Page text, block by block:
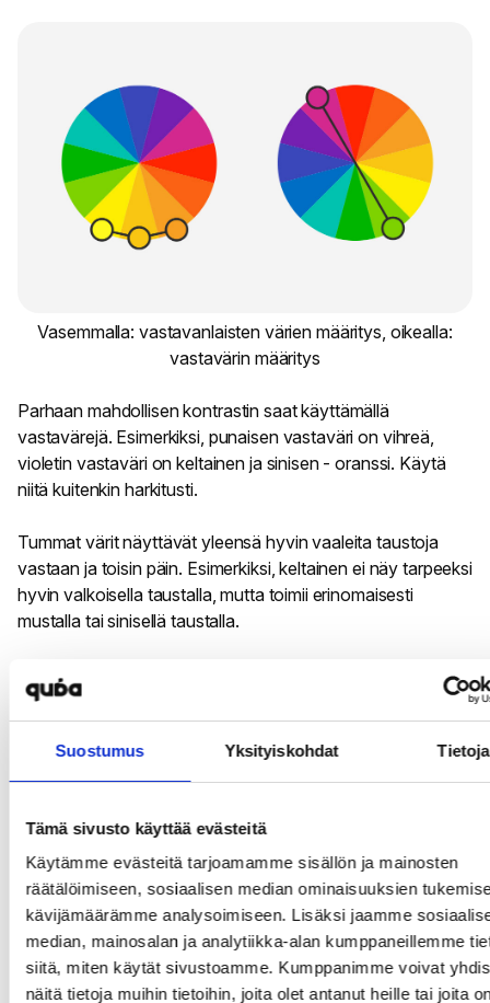
Suostumus Yksityiskohdat Tietoja
Tämä sivusto käyttää evästeitä
Käytämme evästeitä tarjoamamme sisällön ja mainosten
räätälöimiseen, sosiaalisen median ominaisuuksien
kävijämäärämme analysoimiseen. Lisäksi jaamme
median, mainosalan ja analytiikka-alan kumppaneillemme
siitä, miten käytät sivustoamme. Kumppanimme voivat
näitä tietoja muihin tietoihin, joita olet antanut heille tai joita
Vasemmalla: vastavanlaisten värien määritys, oikealla:
vastavärin määritys
Parhaan mahdollisen kontrastin saat käyttämällä
vastavärejä. Esimerkiksi, punaisen vastaväri on vihreä,
violetin vastaväri on keltainen ja sinisen - oranssi. Käytä
niitä kuitenkin harkitusti.
Tummat värit näyttävät yleensä hyvin vaaleita taustoja
vastaan ja toisin päin. Esimerkiksi, keltainen ei näy tarpeeksi
hyvin valkoisella taustalla, mutta toimii erinomaisesti
mustalla tai sinisellä taustalla.
Jos et ole varma siitä, onko leipätekstin ja taustan välinen
kontrasti riittävän hyvä, tee ruutukaappaus, vie se
käytössäsi olevaan kuvankäsittelyohjelmaan ja muuta
kuva mustavalkoiseksi: jos pystyt edelleen lukemaan
tekstiä, kontrasti on riittävän hyvä.